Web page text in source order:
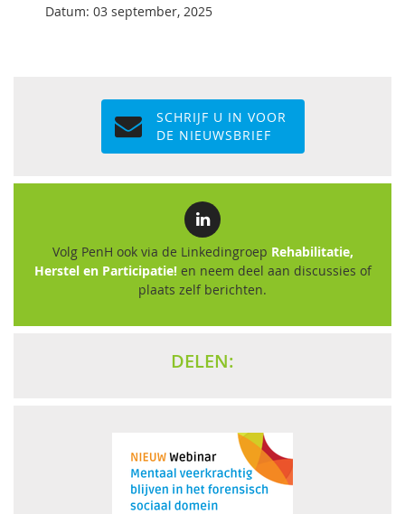
Datum: 03 september, 2025
SCHRIJF U IN VOOR
DE NIEUWSBRIEF
Volg PenH ook via de Linkedingroep Rehabilitatie,
Herstel en Participatie!en neem deel aan discussies of
plaats zelf berichten.
DELEN: